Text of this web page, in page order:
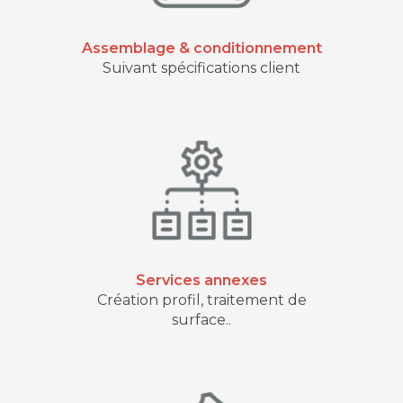
Assemblage & conditionnement
Suivant spécifications client
Services annexes
Création profil, traitement de
surface..